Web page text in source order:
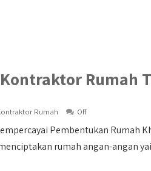
Kontraktor Rumah
Rumah Off
Pembentukan Rumah
rumah angan-angan